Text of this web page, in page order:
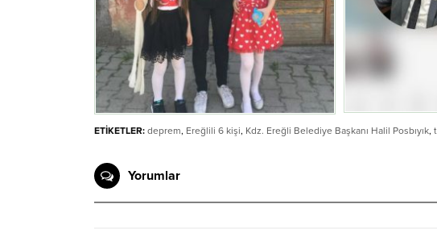
ETİKETLER: deprem, Ereğlili 6 kişi, Kdz. Ereğli Belediye Başkanı Halil Posbıyık,
Yorumlar